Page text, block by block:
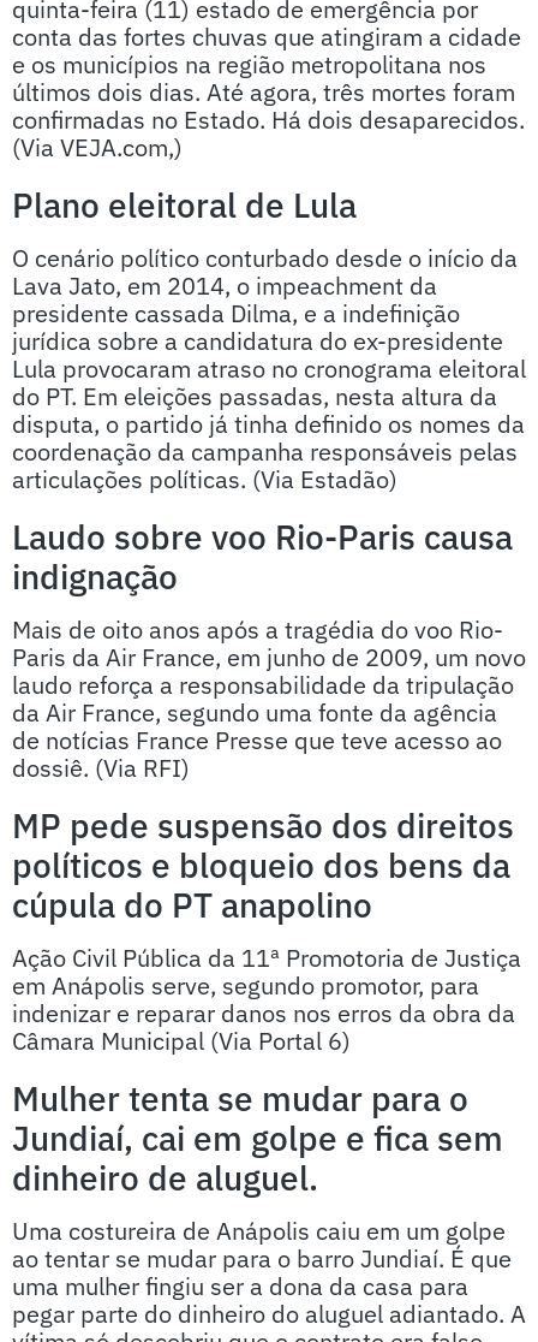
quinta-feira (11) estado de emergência por
conta das fortes chuvas que atingiram a cidade
e os municípios na região metropolitana nos
últimos dois dias. Até agora, três mortes foram
confirmadas no Estado. Há dois desaparecidos.
(Via VEJA.com,)
Plano eleitoral de Lula
O cenário político conturbado desde o início da
Lava Jato, em 2014, o impeachment da
presidente cassada Dilma, e a indefinição
jurídica sobre a candidatura do ex-presidente
Lula provocaram atraso no cronograma eleitoral
do PT. Em eleições passadas, nesta altura da
disputa, o partido já tinha definido os nomes da
coordenação da campanha responsáveis pelas
articulações políticas. (Via Estadão)
Laudo sobre voo Rio-Paris causa
indignação
Mais de oito anos após a tragédia do voo Rio-
Paris da Air France, em junho de 2009, um novo
laudo reforça a responsabilidade da tripulação
da Air France, segundo uma fonte da agência
de notícias France Presse que teve acesso ao
dossiê. (Via RFI)
MP pede suspensão dos direitos
políticos e bloqueio dos bens da
cúpula do PT anapolino
Ação Civil Pública da 11ª Promotoria de Justiça
em Anápolis serve, segundo promotor, para
indenizar e reparar danos nos erros da obra da
Câmara Municipal (Via Portal 6)
Mulher tenta se mudar para o
Jundiaí, cai em golpe e fica sem
dinheiro de aluguel.
Uma costureira de Anápolis caiu em um golpe
ao tentar se mudar para o barro Jundiaí. É que
uma mulher fingiu ser a dona da casa para
pegar parte do dinheiro do aluguel adiantado. A